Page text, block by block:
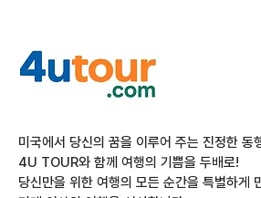
미국에서 당신의 꿈을 이루어 주는 진정한 동
4U TOUR와 함께 여행의 기쁨을 두배로!
당신만을 위한 여행의 모든 순간을 특별하게